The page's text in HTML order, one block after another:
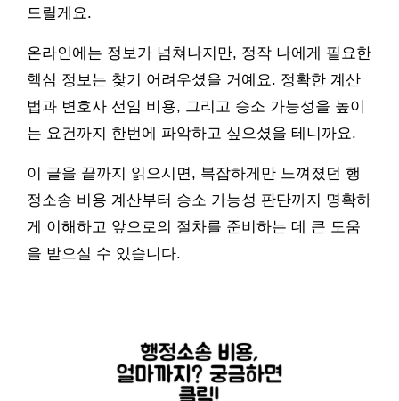
드릴게요.
온라인에는 정보가 넘쳐나지만, 정작 나에게 필요한
핵심 정보는 찾기 어려우셨을 거예요. 정확한 계산
법과 변호사 선임 비용, 그리고 승소 가능성을 높이
는 요건까지 한번에 파악하고 싶으셨을 테니까요.
이 글을 끝까지 읽으시면, 복잡하게만 느껴졌던 행
정소송 비용 계산부터 승소 가능성 판단까지 명확하
게 이해하고 앞으로의 절차를 준비하는 데 큰 도움
을 받으실 수 있습니다.